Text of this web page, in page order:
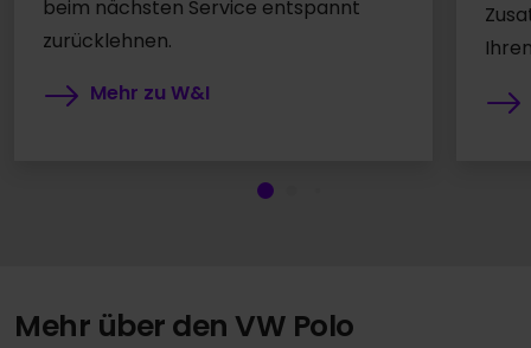
beim nächsten Service entspannt
zurücklehnen.
Mehr zu W&I
Mehr über den VW Polo